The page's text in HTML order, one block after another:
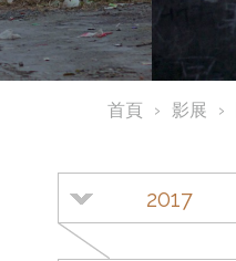
首頁 影展
2017